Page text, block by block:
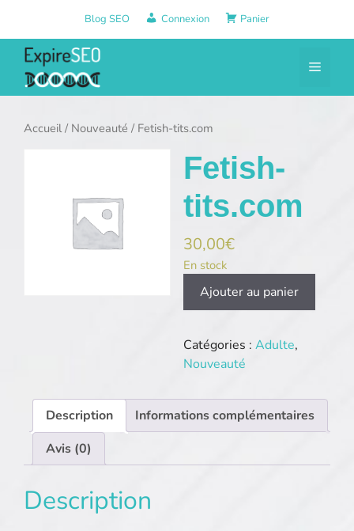
contenu
Blog SEO Connexion Panier
Menu
Accueil/ Nouveauté / Fetish-tits.com
Fetish-
tits.com
30,00€
En stock
quantité
tits.com
Ajouter au panier
Catégories : Adulte,
Nouveauté
Description
Informations complémentaires
Avis (0)
Description